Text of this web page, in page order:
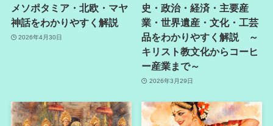
メソポタミア・北欧・マヤ
神話をわかりやすく解説
2026年4月30日
史・政治・経済・主要産
業・世界遺産・文化・工芸
品をわかりやすく解説 ～
キリスト教文化からコーヒ
ー産業まで～
2026年3月29日